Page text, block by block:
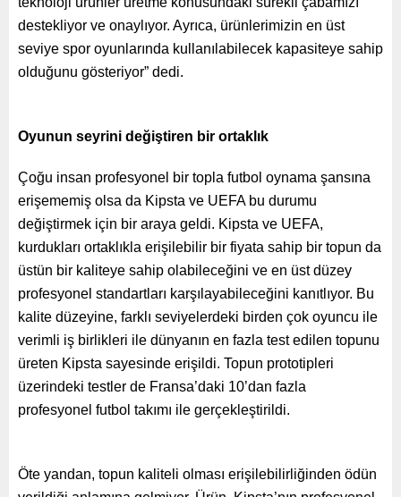
destekliyor ve onaylıyor. Ayrıca, ürünlerimizin en üst
seviye spor oyunlarında kullanılabilecek kapasiteye sahip
olduğunu gösteriyor” dedi.
Oyunun seyrini değiştiren bir ortaklık
Çoğu insan profesyonel bir topla futbol oynama şansına
erişememiş olsa da Kipsta ve UEFA bu durumu
değiştirmek için bir araya geldi. Kipsta ve UEFA,
kurdukları ortaklıkla erişilebilir bir fiyata sahip bir topun da
üstün bir kaliteye sahip olabileceğini ve en üst düzey
profesyonel standartları karşılayabileceğini kanıtlıyor. Bu
kalite düzeyine, farklı seviyelerdeki birden çok oyuncu ile
verimli iş birlikleri ile dünyanın en fazla test edilen topunu
üreten Kipsta sayesinde erişildi. Topun prototipleri
üzerindeki testler de Fransa’daki 10’dan fazla
profesyonel futbol takımı ile gerçekleştirildi.
Öte yandan, topun kaliteli olması erişilebilirliğinden ödün